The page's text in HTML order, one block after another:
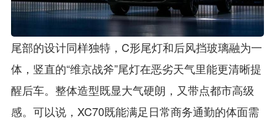
尾部的设计同样独特，C形尾灯和后风挡玻璃融为一
体，竖直的“维京战斧”尾灯在恶劣天气里能更清晰提
醒后车。整体造型既显大气硬朗，又带点都市高级
感。可以说，XC70既能满足日常商务通勤的体面需